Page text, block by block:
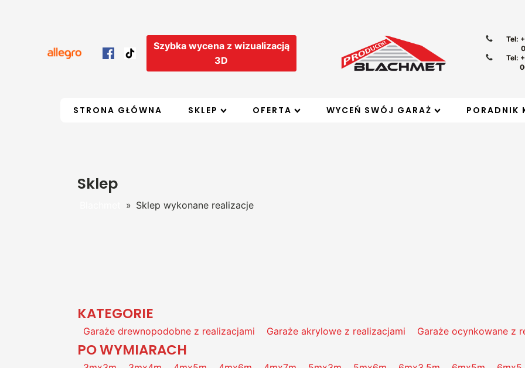
Szybka wycena z wizualizacją
3D
Tel:
Tel:
STRONA GŁÓWNA SKLEP OFERTA WYCEŃ SWÓJ GARAŻ PORADNIK
Sklep
» Sklep wykonane realizacje
KATEGORIE
Garaże drewnopodobne z realizacjami Garaże akrylowe z realizacjami Garaże ocynkowane z
PO WYMIARACH